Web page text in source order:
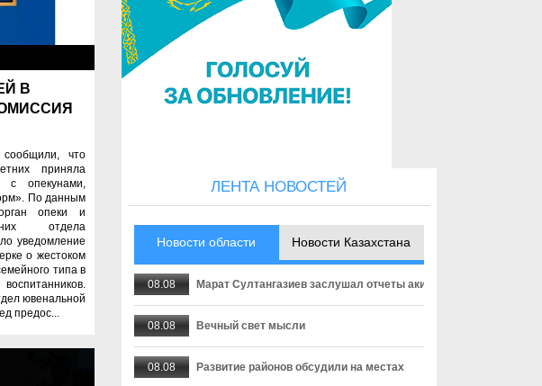
В
сообщили, что
приняла
опекунами,
По данным
опеки и
отдела
уведомление
о жестоком
типа в
ювенальной
предос...
ЛЕНТА НОВОСТЕЙ
Новости области Новости Казахстана
08.08 Марат Султангазиев заслушал отчеты акимов сельских
08.08 Вечный свет мысли
08.08 Развитие районов обсудили на местах